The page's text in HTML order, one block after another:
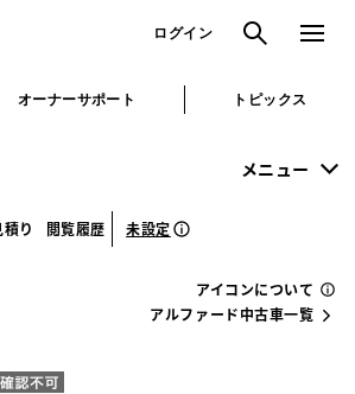
ログイン 検索 メニュ
オーナーサポート トピックス
メニュー
り 閲覧履歴 未設定
アイコンについて
アルファード中古車一覧